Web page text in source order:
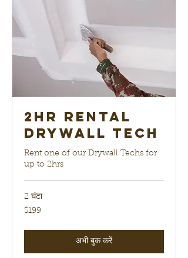
2hr Rental
Drywall Tech
Rent one of our Drywall Techs for
up to 2hrs
2 घंटा
199
यूएस
$199
अभी बुक करें